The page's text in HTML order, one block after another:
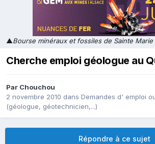
▲Bourse minéraux et fossiles de Sainte
Cherche emploi géologue au
Par Chouchou
2 novembre 2010 dans Demandes d' emploi
(géologue, géotechnicien,...)
Répondre à ce sujet